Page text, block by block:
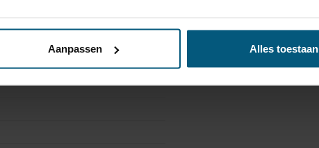
Aanpassen Alles toestaan
met twee bouten.